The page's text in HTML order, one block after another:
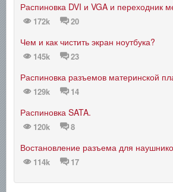
Распиновка DVI и VGA и переходник
172k 20
Чем и как чистить экран ноутбука?
145k 23
Распиновка разъемов материнской
129k 14
Распиновка SATA.
120k 8
Востановление разъема для
114k 17